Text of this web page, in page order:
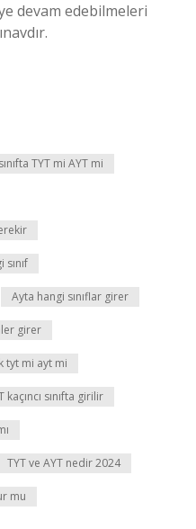
devam edebilmeleri
TYT mi AYT mi
sınıf
Ayta hangi sınıflar girer
girer
tyt mi ayt mi
kaçıncı sınıfta girilir
TYT ve AYT nedir 2024
mu